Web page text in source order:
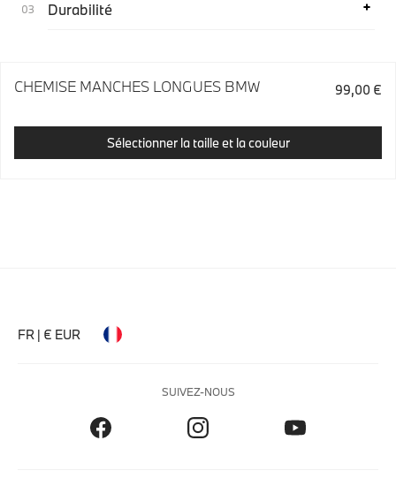
Durabilité
CHEMISE MANCHES LONGUES BMW 99,00 €
Sélectionner la taille et la couleur
FR | € EUR
SUIVEZ-NOUS